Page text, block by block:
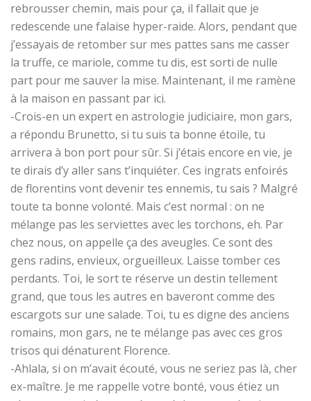
rebrousser chemin, mais pour ça, il fallait que je
redescende une falaise hyper-raide. Alors, pendant que
j’essayais de retomber sur mes pattes sans me casser
la truffe, ce mariole, comme tu dis, est sorti de nulle
part pour me sauver la mise. Maintenant, il me ramène
à la maison en passant par ici.
-Crois-en un expert en astrologie judiciaire, mon gars,
a répondu Brunetto, si tu suis ta bonne étoile, tu
arrivera à bon port pour sûr. Si j’étais encore en vie, je
te dirais d’y aller sans t’inquiéter. Ces ingrats enfoirés
de florentins vont devenir tes ennemis, tu sais ? Malgré
toute ta bonne volonté. Mais c’est normal : on ne
mélange pas les serviettes avec les torchons, eh. Par
chez nous, on appelle ça des aveugles. Ce sont des
gens radins, envieux, orgueilleux. Laisse tomber ces
perdants. Toi, le sort te réserve un destin tellement
grand, que tous les autres en baveront comme des
escargots sur une salade. Toi, tu es digne des anciens
romains, mon gars, ne te mélange pas avec ces gros
trisos qui dénaturent Florence.
-Ahlala, si on m’avait écouté, vous ne seriez pas là, cher
ex-maître. Je me rappelle votre bonté, vous étiez un